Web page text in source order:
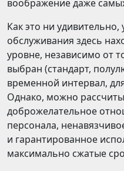
воображение даже
Как это ни удивительно,
обслуживания здесь
уровне, независимо от
выбран (стандарт,
временной интервал,
Однако, можно
доброжелательное
персонала,
и гарантированное
максимально сжатые